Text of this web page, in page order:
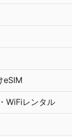
eSIM
WiFiレンタル